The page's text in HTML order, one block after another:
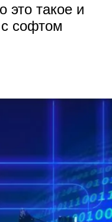
это такое и
с софтом